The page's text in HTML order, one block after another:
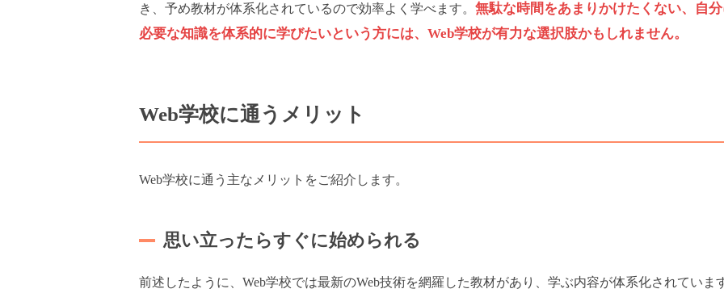
き、予め教材が体系化されているので効率よく学べます。 無駄な時間をあまりかけたくない、自
必要な知識を体系的に学びたいという方には、Web学校が有力な選択肢かもしれません。
Web学校に通うメリット
Web学校に通う主なメリットをご紹介します。
思い立ったらすぐに始められる
前述したように、Web学校では最新のWeb技術を網羅した教材があり、学ぶ内容が体系化されていま